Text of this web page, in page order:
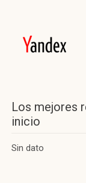
Los mejores
inicio
Sin dato